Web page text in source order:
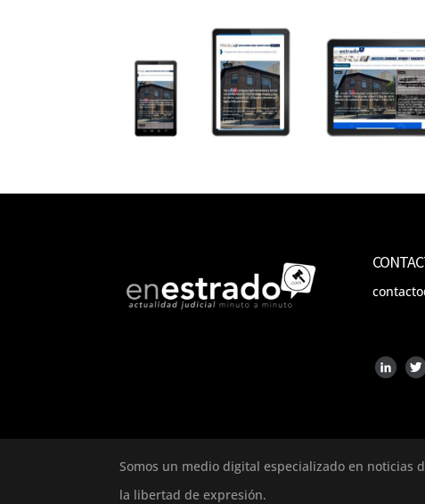
Somos un medio digital especializado en noticias
la libertad de expresión.